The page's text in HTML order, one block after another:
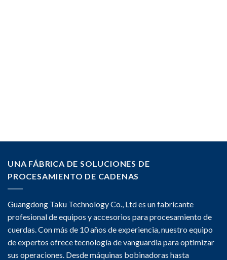
UNA FÁBRICA DE SOLUCIONES DE
PROCESAMIENTO DE CADENAS
Guangdong Taku Technology Co., Ltd es un fabricante
profesional de equipos y accesorios para procesamiento de
cuerdas. Con más de 10 años de experiencia, nuestro equipo
de expertos ofrece tecnología de vanguardia para optimizar
sus operaciones. Desde máquinas bobinadoras hasta